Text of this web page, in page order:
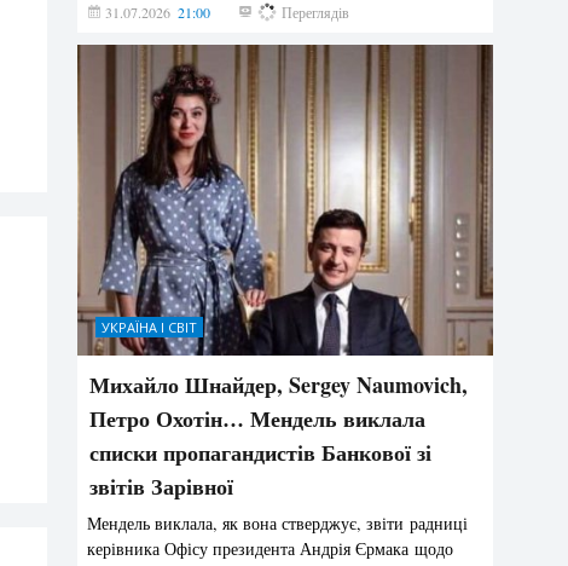
31.07.2026 21:00 214 Переглядів
УКРАЇНА І СВІТ
Михайло Шнайдер, Sergey Naumovich,
Петро Охотін… Мендель виклала
списки пропагандистів Банкової зі
звітів Зарівної
Мендель виклала, як вона стверджує, звіти радниці
керівника Офісу президента Андрія Єрмака щодо